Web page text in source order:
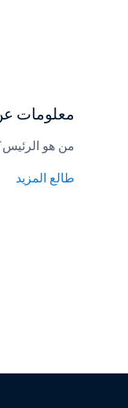
معلومات
من هو
طالع المزيد